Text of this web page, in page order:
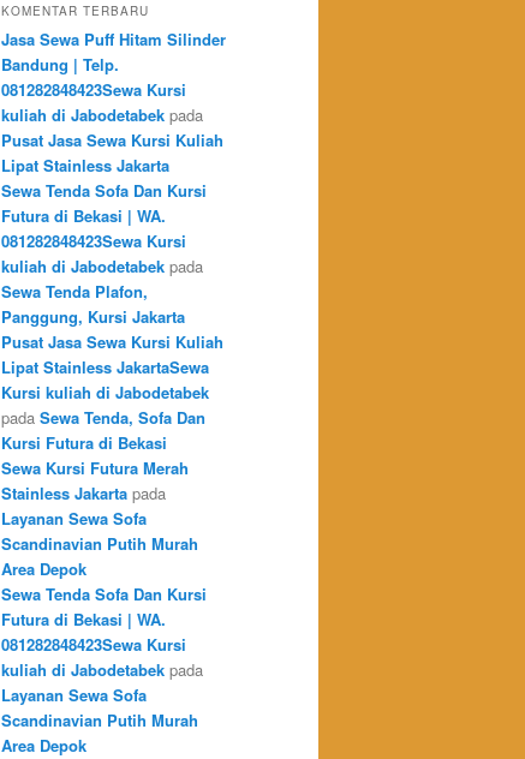
KOMENTAR TERBARU
Jasa Sewa Puff Hitam Silinder
Bandung | Telp.
081282848423Sewa Kursi
kuliah di Jabodetabek pada
Pusat Jasa Sewa Kursi Kuliah
Lipat Stainless Jakarta
Sewa Tenda Sofa Dan Kursi
Futura di Bekasi | WA.
081282848423Sewa Kursi
kuliah di Jabodetabek pada
Sewa Tenda Plafon,
Panggung, Kursi Jakarta
Pusat Jasa Sewa Kursi Kuliah
Lipat Stainless JakartaSewa
Kursi kuliah di Jabodetabek
pada Sewa Tenda, Sofa Dan
Kursi Futura di Bekasi
Sewa Kursi Futura Merah
Stainless Jakarta pada
Layanan Sewa Sofa
Scandinavian Putih Murah
Area Depok
Sewa Tenda Sofa Dan Kursi
Futura di Bekasi | WA.
081282848423Sewa Kursi
kuliah di Jabodetabek pada
Layanan Sewa Sofa
Scandinavian Putih Murah
Area Depok